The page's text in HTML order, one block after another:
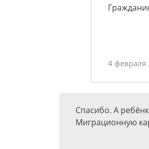
4 февраля
Спасибо. А
Миграционную